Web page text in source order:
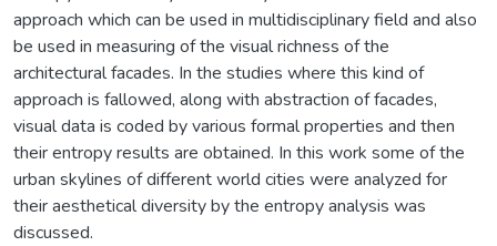
approach which can be used in multidisciplinary field and also
be used in measuring of the visual richness of the
architectural facades. In the studies where this kind of
approach is fallowed, along with abstraction of facades,
visual data is coded by various formal properties and then
their entropy results are obtained. In this work some of the
urban skylines of different world cities were analyzed for
their aesthetical diversity by the entropy analysis was
discussed.